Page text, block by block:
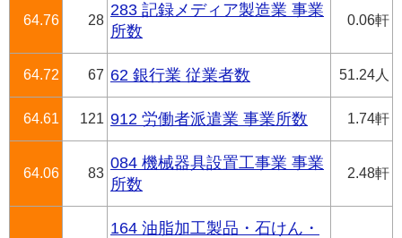
64.76 28
283 記録メディア製造業 事業
所数
0.06軒
64.72 67 62 銀行業 従業者数 51.24人
64.61 121 912 労働者派遣業 事業所数 1.74軒
64.06 83
084 機械器具設置工事業 事業
所数
2.48軒
164 油脂加工製品・石けん・